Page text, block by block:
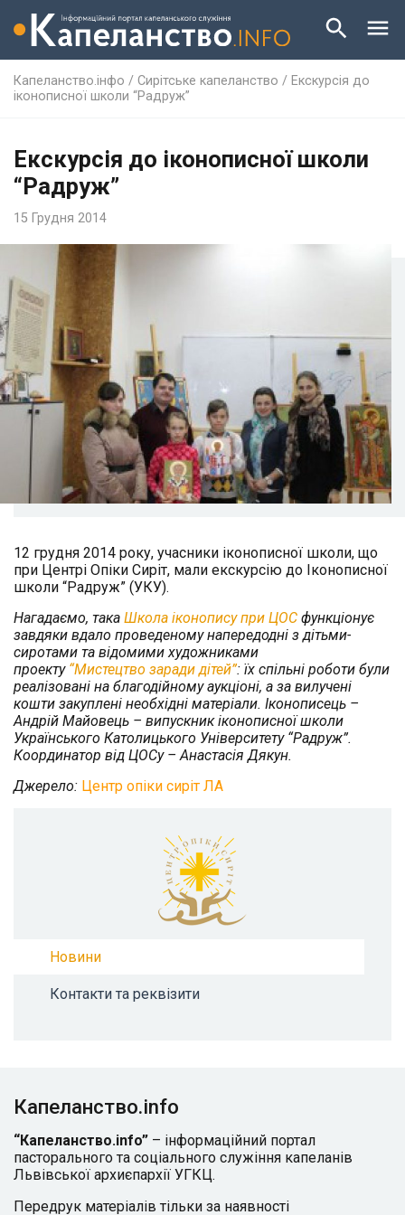
Капеланство.інфо / Сирітське капеланство / Екскурсія до
іконописної школи “Радруж”
Екскурсія до іконописної школи
“Радруж”
15 Грудня 2014
12 грудня 2014 року, учасники іконописної школи, що
при Центрі Опіки Сиріт, мали екскурсію до Іконописної
школи “Радруж” (УКУ).
Нагадаємо, така Школа іконопису при ЦОС функціонує
завдяки вдало проведеному напередодні з дітьми-
сиротами та відомими художниками
проекту “Мистецтво заради дітей”: їх спільні роботи були
реалізовані на благодійному аукціоні, а за вилучені
кошти закуплені необхідні матеріали. Іконописець –
Андрій Майовець – випускник іконописної школи
Українського Католицького Університету “Радруж”.
Координатор від ЦОСу – Анастасія Дякун.
Джерело: Центр опіки сиріт ЛА
Новини
Контакти та реквізити
Капеланство.info
“Капеланство.info” – інформаційний портал
пасторального та соціального служіння капеланів
Львівської архиєпархії УГКЦ.
Передрук матеріалів тільки за наявності